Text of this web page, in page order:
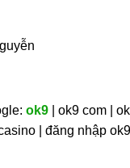
ok9 | ok9 com |
| đăng nhập